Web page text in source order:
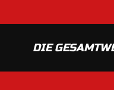
DIE